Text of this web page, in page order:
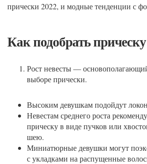
прически 2022, и модные тенденции с
Как подобрать
Рост невесты —
выборе прически.
Высоким девушкам подойдут
Невестам среднего роста
прическу в виде пучков или
шею.
Миниатюрные девушки могут
с укладками на распущенные